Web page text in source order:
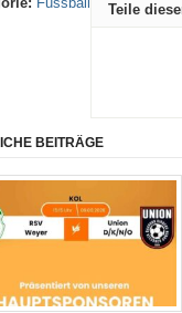
Teile
BEITRÄGE